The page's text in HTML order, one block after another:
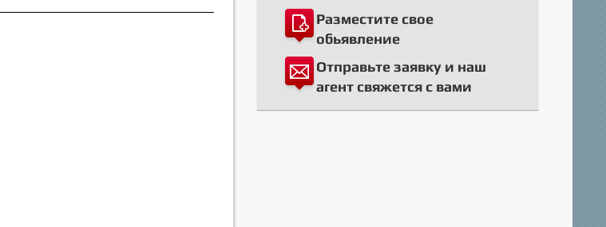
Разместите свое
обьявление
Отправьте заявку и наш
агент свяжется с вами